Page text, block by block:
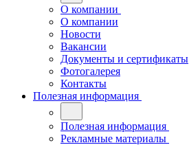
О компании
О компании
Новости
Вакансии
Документы и сертификаты
Фотогалерея
Контакты
Полезная информация
Полезная информация
Рекламные материалы